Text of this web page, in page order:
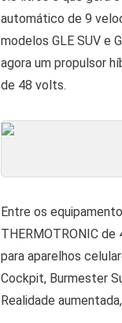
automático de 9
modelos GLE SUV e
agora um propulsor
de 48 volts.
Entre os
THERMOTRONIC
para aparelhos
Cockpit, Burmester
Realidade